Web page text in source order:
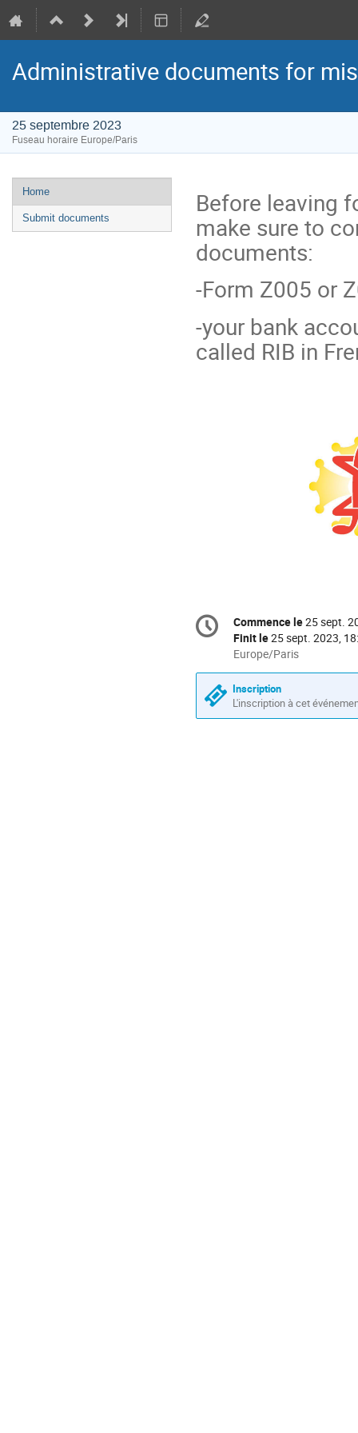
Administrative documents for
25 septembre 2023
Fuseau horaire Europe/Paris
Menu
de
l'événement
Home
Submit documents
Before leaving
make sure to
documents:
-Form Z005 or
-your bank
called RIB in
Information
de
conférence
Date/Heure
Commence le25 sept.
Finit le25 sept. 2023,
Toutes
les
horaires
sont
en
Europe/Paris
Inscription
L'inscription à cet